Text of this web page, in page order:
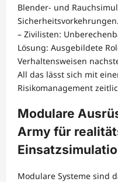
Blender- und
Sicherheitsvorkehrungen.
– Zivilisten:
Lösung: Ausgebildete
Verhaltensweisen
All das lässt sich mit
Risikomanagement
Modulare
Army für
Modulare Systeme sind